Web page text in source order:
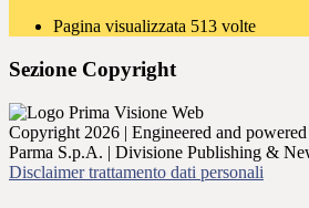
Pagina visualizzata 513 volte
Sezione Copyright
Copyright 2026 | Engineered and
Parma S.p.A. | Divisione Publishing &
Disclaimer trattamento dati personali